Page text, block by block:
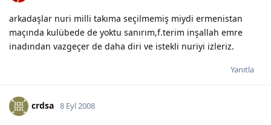
arkadaşlar nuri milli takıma seçilmemiş miydi ermenistan
maçında kulübede de yoktu sanırım,f.terim inşallah emre
inadından vazgeçer de daha diri ve istekli nuriyi izleriz.
Yanıtla
crdsa 8 Eyl 2008